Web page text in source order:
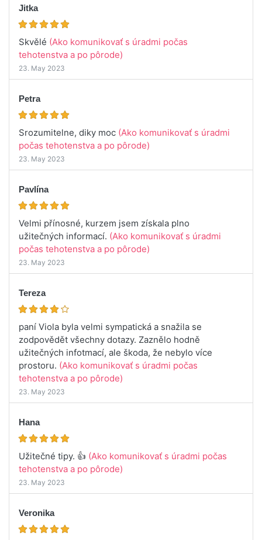
Jitka
Skvělé (Ako komunikovať s úradmi počas
tehotenstva a po pôrode)
23. May 2023
Petra
Srozumitelne, diky moc (Ako komunikovať s úradmi
počas tehotenstva a po pôrode)
23. May 2023
Pavlína
Velmi přínosné, kurzem jsem získala plno
užitečných informací. (Ako komunikovať s úradmi
počas tehotenstva a po pôrode)
23. May 2023
Tereza
paní Viola byla velmi sympatická a snažila se
zodpovědět všechny dotazy. Zaznělo hodně
užitečných infotmací, ale škoda, že nebylo více
prostoru. (Ako komunikovať s úradmi počas
tehotenstva a po pôrode)
23. May 2023
Hana
Užitečné tipy. 👍 (Ako komunikovať s úradmi počas
tehotenstva a po pôrode)
23. May 2023
Veronika